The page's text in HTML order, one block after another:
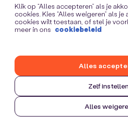
Klik op “Alles accepteren” als je
cookies. Kies “Alles weigeren” als
cookies wilt toestaan, of stel je
meer in ons cookiebeleid
Zelf instellen
Alles
Alles